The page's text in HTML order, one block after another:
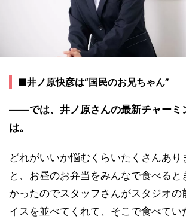
■井ノ原快彦は“国民のお兄ちゃん”
――では、井ノ原さんの最新チャーミ
は。
どれがいいか悩むくらいたくさんあり
と、お昼のお弁当をみんなで食べると
かったのでスタッフさんがスタジオの
イスを並べてくれて、そこで食べてい